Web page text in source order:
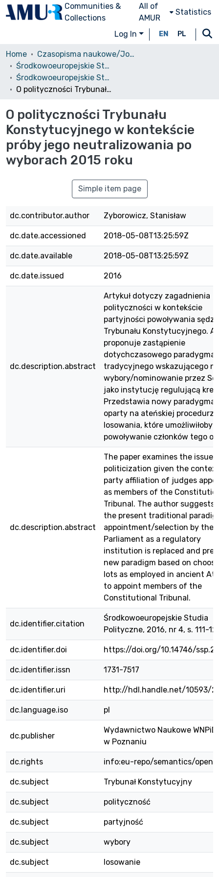
Communities &
Collections
All of
AMUR
Statistics
Log In EN PL
Home
Czasopisma naukowe/Journals
Środkowoeuropejskie Studia Polityczne i Medioznawcze
Środkowoeuropejskie Studia Polityczne, 2016, nr 4
O polityczności Trybunału Konstytucyjnego w kontekście próby jego neutralizowania po wyborach 2015 roku
O polityczności Trybunału
Konstytucyjnego w kontekście
próby jego neutralizowania po
wyborach 2015 roku
Simple item page
dc.contributor.author Zyborowicz, Stanisław
dc.date.accessioned 2018-05-08T13:25:59Z
dc.date.available 2018-05-08T13:25:59Z
dc.date.issued 2016
dc.description.abstract
Artykuł dotyczy zagadnienia
polityczności w kontekście
partyjności powoływania
Trybunału Konstytucyjnego.
proponuje zastąpienie
dotychczasowego
tradycyjnego wskazującego na
wybory/nominowanie przez
jako instytucję regulującą
Przedstawia nowy paradygmat
oparty na ateńskiej procedurze
losowania, które umożliwiłoby
powoływanie członków tego
dc.description.abstract
The paper examines the issue
politicization given the
party affiliation of judges
as members of the
Tribunal. The author suggests
the present traditional
appointment/selection by the
Parliament as a regulatory
institution is replaced and
new paradigm based on
lots as employed in ancient
to appoint members of the
Constitutional Tribunal.
dc.identifier.citation
Środkowoeuropejskie Studia
Polityczne, 2016, nr 4, s. 111-
dc.identifier.doi https://doi.org/10.14746/
dc.identifier.issn 1731-7517
dc.identifier.uri http://hdl.handle.net/10593/
dc.language.iso pl
dc.publisher
Wydawnictwo Naukowe WNPiD
w Poznaniu
dc.rights info:eu-repo/semantics/
dc.subject Trybunał Konstytucyjny
dc.subject polityczność
dc.subject partyjność
dc.subject wybory
dc.subject losowanie